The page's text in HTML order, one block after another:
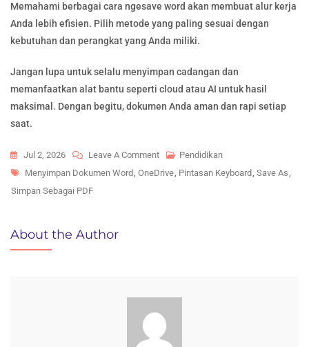
Memahami berbagai cara ngesave word akan membuat alur kerja
Anda lebih efisien. Pilih metode yang paling sesuai dengan
kebutuhan dan perangkat yang Anda miliki.
Jangan lupa untuk selalu menyimpan cadangan dan
memanfaatkan alat bantu seperti cloud atau AI untuk hasil
maksimal. Dengan begitu, dokumen Anda aman dan rapi setiap
saat.
Jul 2, 2026 Leave A CommentOn
3
Agar
Tidak
Error,
Pendidikan
Tags
Menyimpan Dokumen Word, OneDrive, Pintasan Keyboard, Save As,
Simpan Sebagai PDF
About the Author